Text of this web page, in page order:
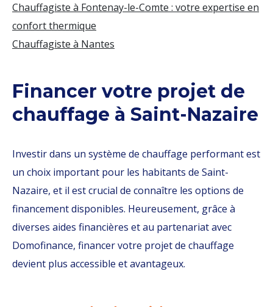
Chauffagiste à Fontenay-le-Comte : votre expertise en
confort thermique
Chauffagiste à Nantes
Financer votre projet de
chauffage à Saint-Nazaire
Investir dans un système de chauffage performant est
un choix important pour les habitants de Saint-
Nazaire, et il est crucial de connaître les options de
financement disponibles. Heureusement, grâce à
diverses aides financières et au partenariat avec
Domofinance, financer votre projet de chauffage
devient plus accessible et avantageux.